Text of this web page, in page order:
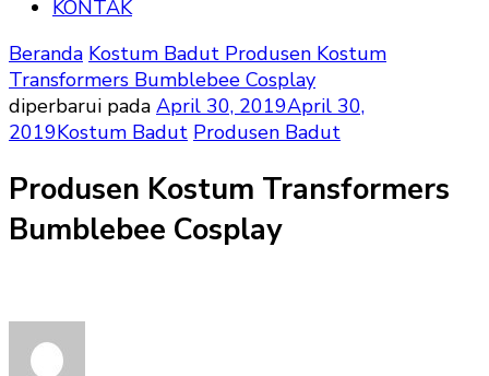
KONTAK
Beranda Kostum Badut Produsen Kostum
Transformers Bumblebee Cosplay
diperbarui pada April 30, 2019April 30,
2019Kostum Badut Produsen Badut
Produsen Kostum Transformers
Bumblebee Cosplay